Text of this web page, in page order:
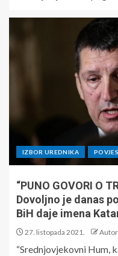
IZBOR UREDNIKA
“PUNO GOVORI O
Dovoljno je danas
BiH daje imena
27. listopada 2021.
“Srednjovjekovni Hum,